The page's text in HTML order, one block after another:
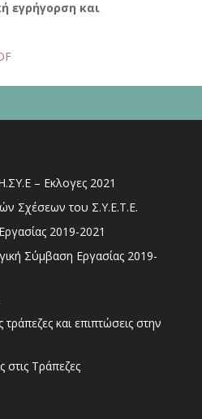
εγρήγορση και
– Εκλογες 2021
Σχέσεων του Σ.Υ.Ε.Τ.Ε.
2019-2021
Σύμβαση Εργασίας 2019-
τράπεζες και επιπτώσεις στην
στις Τράπεζες